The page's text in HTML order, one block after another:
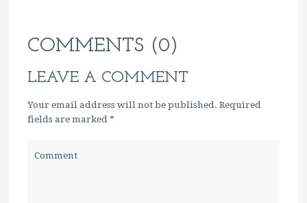
COMMENTS (0)
LEAVE A COMMENT
Your email address will not be published. Required
fields are marked*